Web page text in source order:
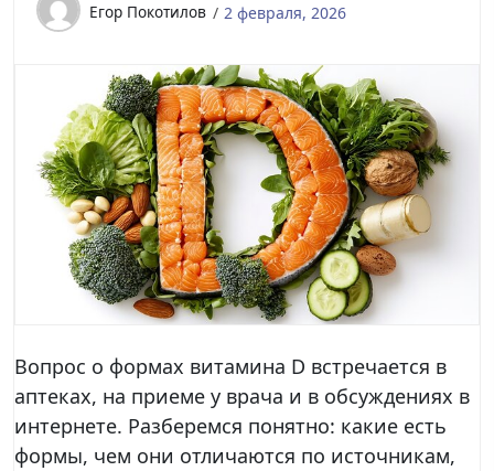
Егор Покотилов 2 февраля, 2026
Вопрос о формах витамина D встречается в
аптеках, на приеме у врача и в обсуждениях в
интернете. Разберемся понятно: какие есть
формы, чем они отличаются по источникам,